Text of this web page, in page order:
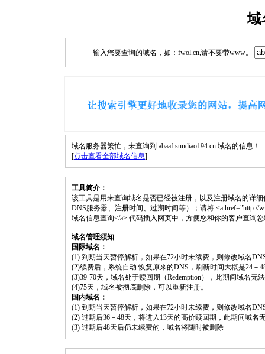
域
输入您要查询的域名，如：fwol.cn,请不要带www。
域名服务器繁忙，未查询到 abaaf.sundiao194.cn 域名的信息！
[点击查看全部域名信息]
工具简介：
该工具是用来查询域名是否已经被注册，以及注册域名的详
DNS服务器、注册时间、过期时间等）；请将 <a href="http://
域名信息查询</a> 代码插入网页中，方便您和你的客户查询
域名管理须知
国际域名：
(1) 到期当天暂停解析，如果在72小时未续费，则修改域名
(2)续费后，系统自动 恢复原来的DNS，刷新时间大概是24－
(3)39-70天，域名处于赎回期（Redemption），此期间域名无
(4)75天，域名被彻底删除，可以重新注册。
国内域名：
(1) 到期当天暂停解析，如果在72小时未续费，则修改域名
(2) 过期后36－48天，将进入13天的高价赎回期，此期间域名
(3) 过期后48天后仍未续费的，域名将随时被删除